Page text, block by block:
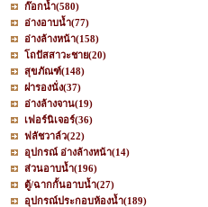
ก๊อกน้ำ(580)
อ่างอาบน้ำ(77)
อ่างล้างหน้า(158)
โถปัสสาวะชาย(20)
สุขภัณฑ์(148)
ฝารองนั่ง(37)
อ่างล้างจาน(19)
เฟอร์นิเจอร์(36)
ฟลัชวาล์ว(22)
อุปกรณ์ อ่างล้างหน้า(14)
ส่วนอาบน้ำ(196)
ตู้/ฉากกั้นอาบน้ำ(27)
อุปกรณ์ประกอบห้องน้ำ(189)